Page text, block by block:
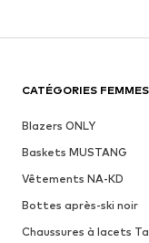
CATÉGORIES FEMMES
Blazers ONLY
Baskets MUSTANG
Vêtements NA-KD
Bottes après-ski noir
Chaussures à lacets